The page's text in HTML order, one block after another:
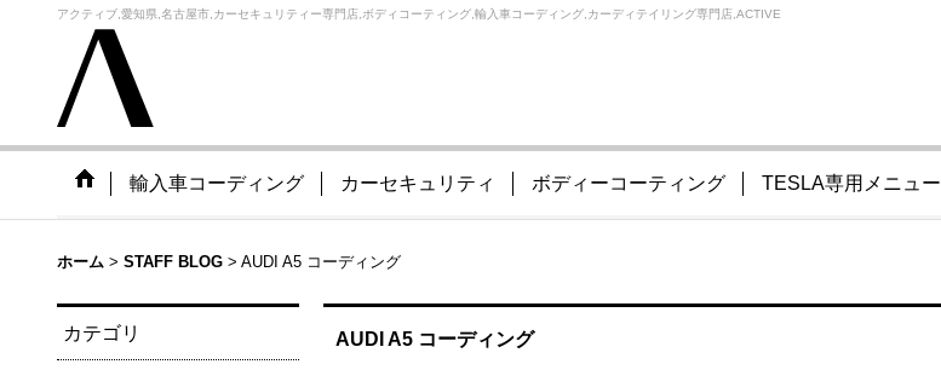
アクティブ,愛知県,名古屋市,カーセキュリティー専門店,ボディコーティング,輸入車コーディング,カーディテイリング専門店,ACTIVE
輸入車コーディング カーセキュリティ ボディーコーティング TESLA専用メニュー
ホーム > STAFF BLOG > AUDI A5 コーディング
カテゴリ AUDI A5 コーディング